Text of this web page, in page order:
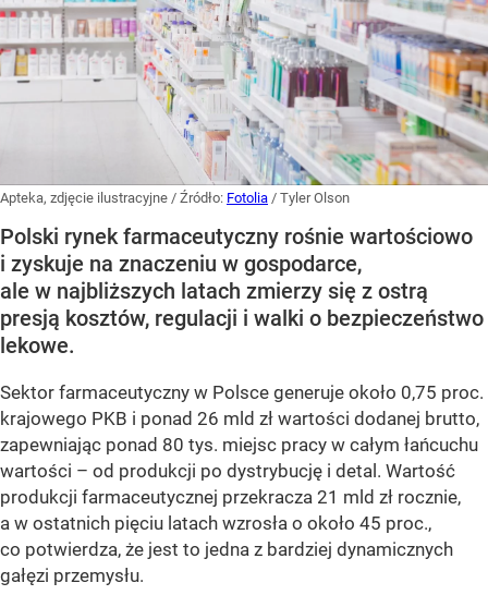
Apteka, zdjęcie ilustracyjne / Źródło: Fotolia / Tyler Olson
Polski rynek farmaceutyczny rośnie wartościowo
i zyskuje na znaczeniu w gospodarce,
ale w najbliższych latach zmierzy się z ostrą
presją kosztów, regulacji i walki o bezpieczeństwo
lekowe.
Sektor farmaceutyczny w Polsce generuje około 0,75 proc.
krajowego PKB i ponad 26 mld zł wartości dodanej brutto,
zapewniając ponad 80 tys. miejsc pracy w całym łańcuchu
wartości – od produkcji po dystrybucję i detal. Wartość
produkcji farmaceutycznej przekracza 21 mld zł rocznie,
a w ostatnich pięciu latach wzrosła o około 45 proc.,
co potwierdza, że jest to jedna z bardziej dynamicznych
gałęzi przemysłu.